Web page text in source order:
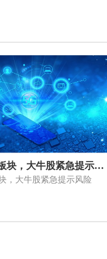
利空突袭最火板块，大牛股紧急提示风险
，大牛股紧急提示风险